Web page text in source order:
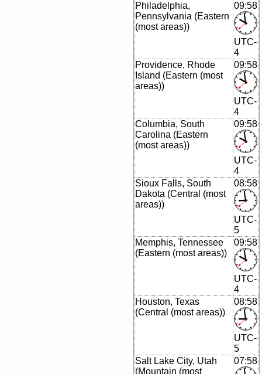
Philadelphia,
Pennsylvania (Eastern
(most areas))
09:58
UTC-
4
Providence, Rhode
Island (Eastern (most
areas))
09:58
UTC-
4
Columbia, South
Carolina (Eastern
(most areas))
09:58
UTC-
4
Sioux Falls, South
Dakota (Central (most
areas))
08:58
UTC-
5
Memphis, Tennessee
(Eastern (most areas))
09:58
UTC-
4
Houston, Texas
(Central (most areas))
08:58
UTC-
5
Salt Lake City, Utah
(Mountain (most
07:58